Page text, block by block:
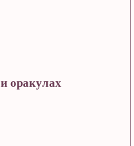
оракулах